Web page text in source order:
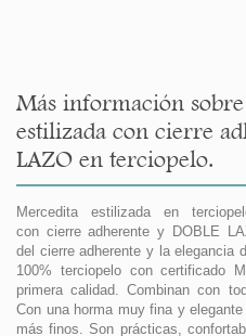
Más información
estilizada con cierre
LAZO en terciopelo.
Mercedita estilizada en
con cierre adherente y DOBLE
del cierre adherente y la elegancia
100% terciopelo con certificado
primera calidad. Combinan con
Con una horma muy fina y
más finos. Son prácticas,